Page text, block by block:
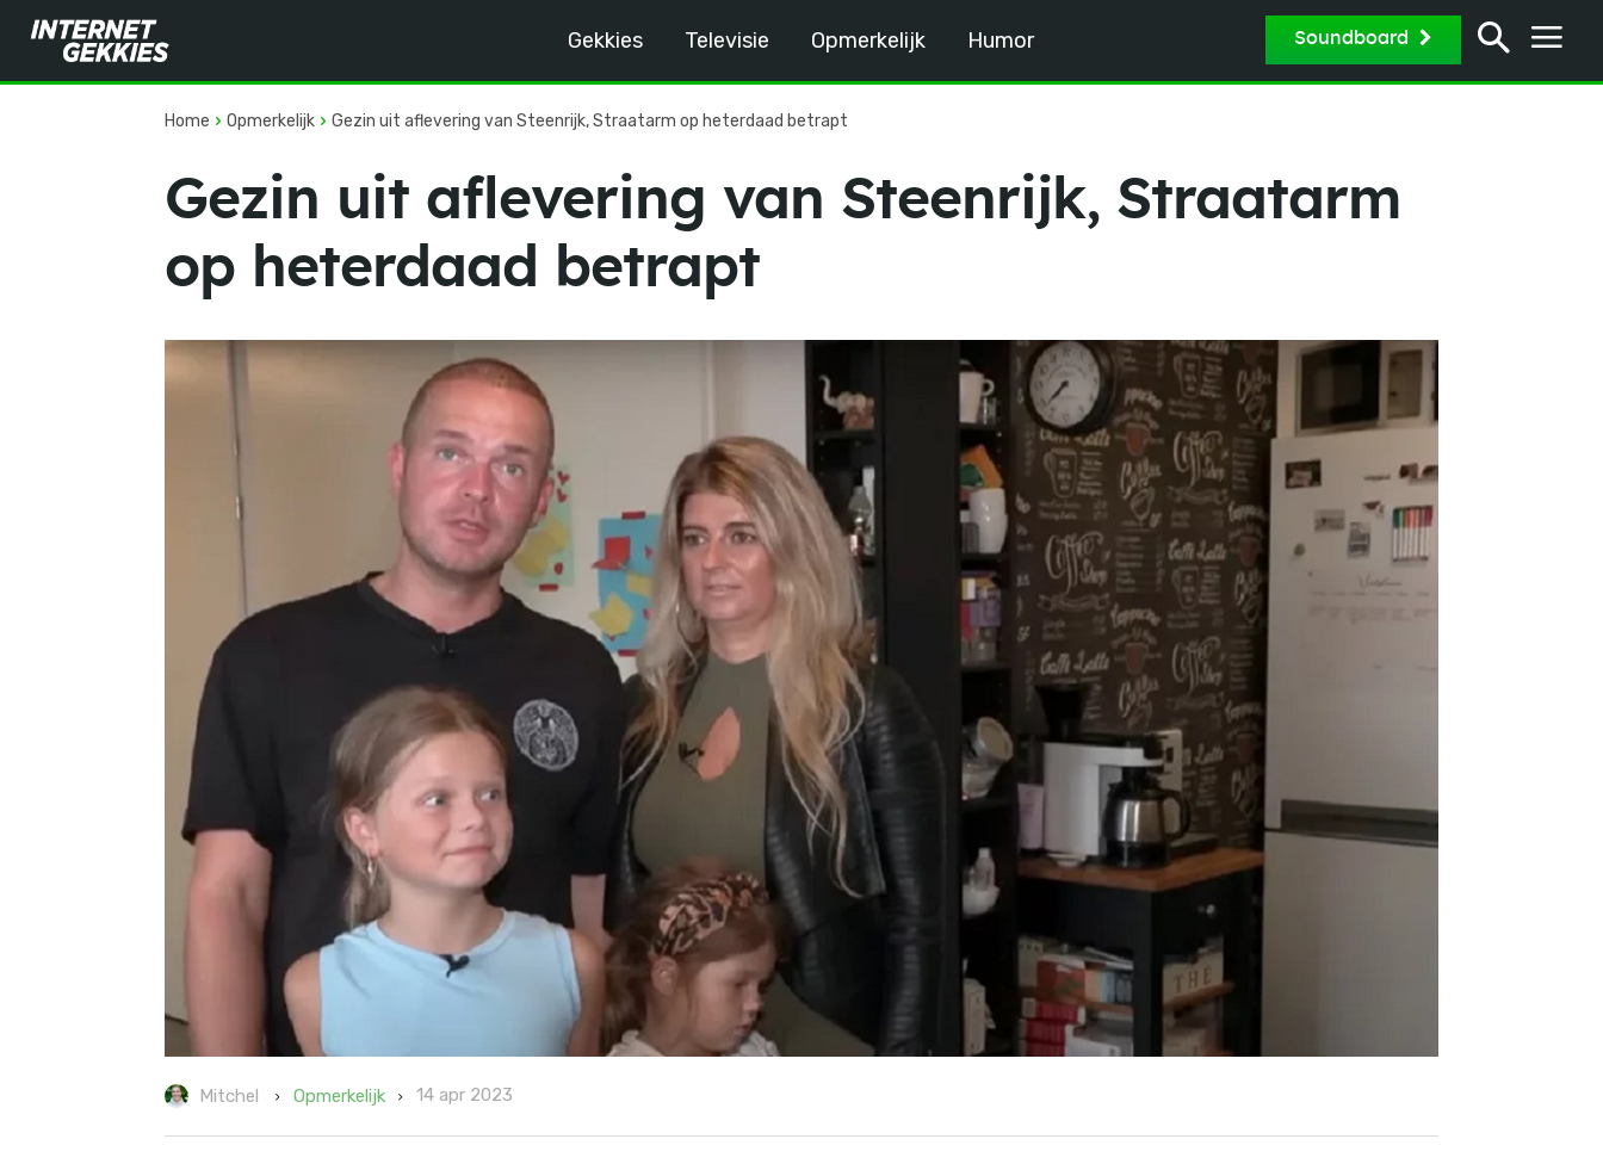
Gekkies Televisie Opmerkelijk Humor Soundboard
Home Opmerkelijk Gezin uit aflevering van Steenrijk, Straatarm op heterdaad betrapt
Gezin uit aflevering van Steenrijk, Straatarm
op heterdaad betrapt
Mitchel Opmerkelijk 14 apr 2023